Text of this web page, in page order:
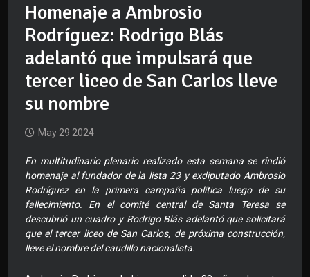
Homenaje a Ambrosio
Rodríguez: Rodrigo Blás
adelantó que impulsará que
tercer liceo de San Carlos lleve
su nombre
May 29 2024
En multitudinario plenario realizado esta semana se rindió
homenaje al fundador de la lista 23 y exdiputado Ambrosio
Rodríguez en la primera campaña política luego de su
fallecimiento. En el comité central de Santa Teresa se
descubrió un cuadro y Rodrigo Blás adelantó que solicitará
que el tercer liceo de San Carlos, de próxima construcción,
lleve el nombre del caudillo nacionalista.